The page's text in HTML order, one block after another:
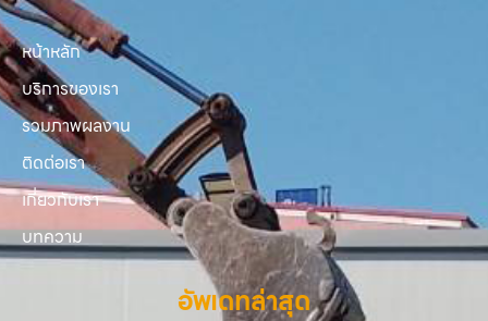
หน้าหลัก
บริการของเรา
รวมภาพผลงาน
ติดต่อเรา
เกี่ยวกับเรา
บทความ
อัพเดทล่าสุด